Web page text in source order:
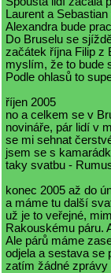
Laurent a
Alexandra bude
Do Bruselu se
začátek října Filip z
myslím, že to bude
Podle ohlasů to
říjen 2005
no a celkem se v
novináře, pár lidí v
se mi sehnat
jsem se s
taky svatbu -
konec 2005 až do
a máme tu další
už je to veřejné,
Rakouskému páru.
Ale párů máme
odjela a sestava se
zatím žádné zprávy